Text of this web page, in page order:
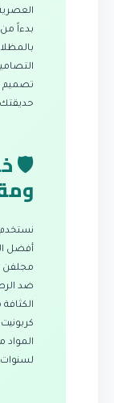
بدءاً من
تصميم
حديقتك
🛡️
أفضل
مجلفن
المواد